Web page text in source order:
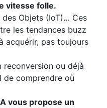
vitesse folle.
Objets (IoT)… Ces
les tendances buzz
acquérir, pas toujours
reconversion ou déjà
de comprendre où
vous propose un